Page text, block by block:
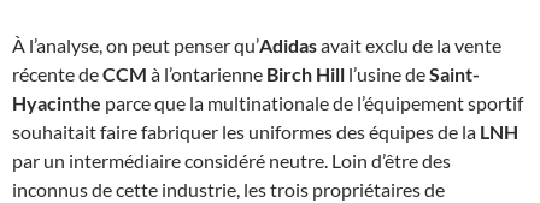
À l’analyse, on peut penser qu’Adidasavait exclu de la vente
récente deCCM à l’ontarienne Birch Hill l’usine deSaint-
Hyacinthe parce que la multinationale de l’équipement sportif
souhaitait faire fabriquer les uniformes des équipes de la LNH
par un intermédiaire considéré neutre. Loin d’être des
inconnus de cette industrie, les trois propriétaires de